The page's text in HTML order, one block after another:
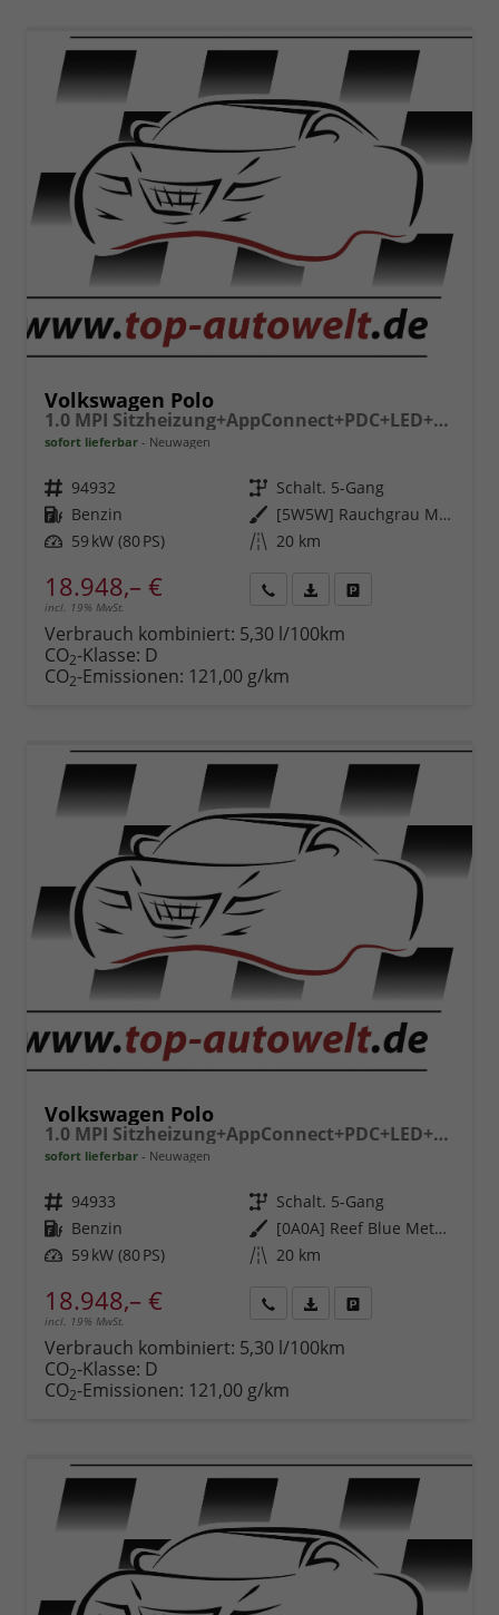
Volkswagen Polo
1.0 MPI Sitzheizung+AppConnect+PDC+LED+Touch+Lichtsensor+MultiLenkrad
sofort lieferbar Neuwagen
Fahrzeugnr. 94932 Getriebe Schalt. 5-Gang
Kraftstoff Benzin Außenfarbe
[5W5W] Rauchgrau Metallic
Leistung 59 kW (80 PS) Kilometerstand 20 km
18.948,– €
incl. 19% MwSt.
anfordern
Datei,
Verbrauch kombiniert: 5,30 l/100km
CO2-Klasse: D
CO2-Emissionen: 121,00 g/km
Volkswagen Polo
1.0 MPI Sitzheizung+AppConnect+PDC+LED+Touch+Lichtsensor+MultiLenkrad
sofort lieferbar Neuwagen
Fahrzeugnr. 94933 Getriebe Schalt. 5-Gang
Kraftstoff Benzin Außenfarbe
[0A0A] Reef Blue Metallic
Leistung 59 kW (80 PS) Kilometerstand 20 km
18.948,– €
incl. 19% MwSt.
anfordern
Datei,
Verbrauch kombiniert: 5,30 l/100km
CO2-Klasse: D
CO2-Emissionen: 121,00 g/km